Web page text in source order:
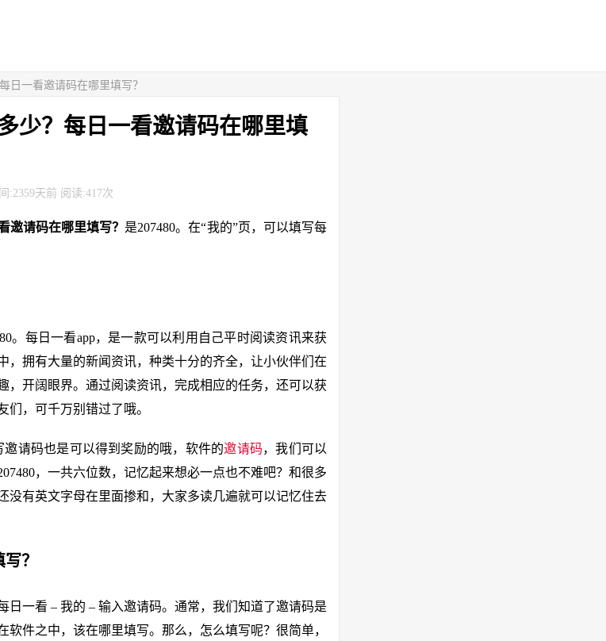
日一看邀请码在哪里填写？
少？每日一看邀请码在哪里填
:2359天前 阅读:417次
邀请码在哪里填写？ 是207480。在“我的”页，可以填写每
。每日一看app，是一款可以利用自己平时阅读资讯来获
，拥有大量的新闻资讯，种类十分的齐全，让小伙伴们在
，开阔眼界。通过阅读资讯，完成相应的任务，还可以获
们，可千万别错过了哦。
邀请码也是可以得到奖励的哦，软件的邀请码，我们可以
，一共六位数，记忆起来想必一点也不难吧？和很多
没有英文字母在里面掺和，大家多读几遍就可以记忆住去
？
日一看 – 我的 – 输入邀请码。通常，我们知道了邀请码是
软件之中，该在哪里填写。那么，怎么填写呢？很简单，